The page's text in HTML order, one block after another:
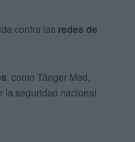
contra las redes de
, como Tánger Med,
la seguridad nacional.